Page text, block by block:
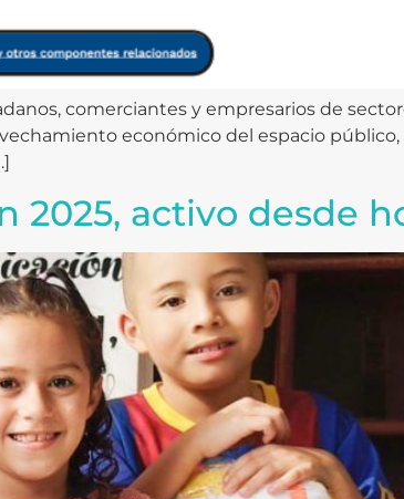
comerciantes y empresarios de
económico del espacio público,
2025, activo desde